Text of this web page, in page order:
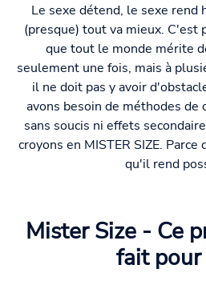
Le sexe détend, le sexe rend
(presque) tout va mieux. C'est
que tout le monde mérite
seulement une fois, mais à
il ne doit pas y avoir
avons besoin de méthodes de
sans soucis ni effets
croyons en MISTER SIZE.
qu'il rend
Mister Size - Ce
fait